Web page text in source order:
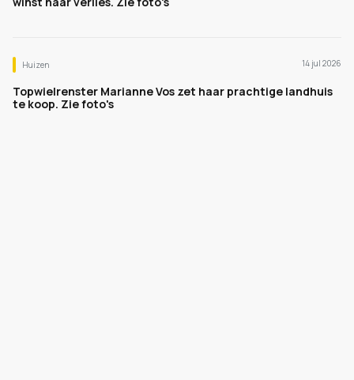
Huizen 14 jul 2026
Topwielrenster Marianne Vos zet haar prachtige landhuis
te koop. Zie foto's